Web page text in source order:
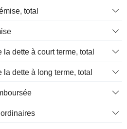
total
dette à court terme, total
la dette à long terme, total